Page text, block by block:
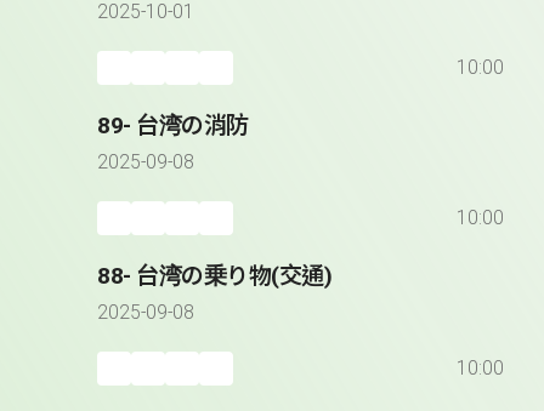
2025-10-01
10:00
89- 台湾の消防
2025-09-08
10:00
88- 台湾の乗り物(交通)
2025-09-08
10:00